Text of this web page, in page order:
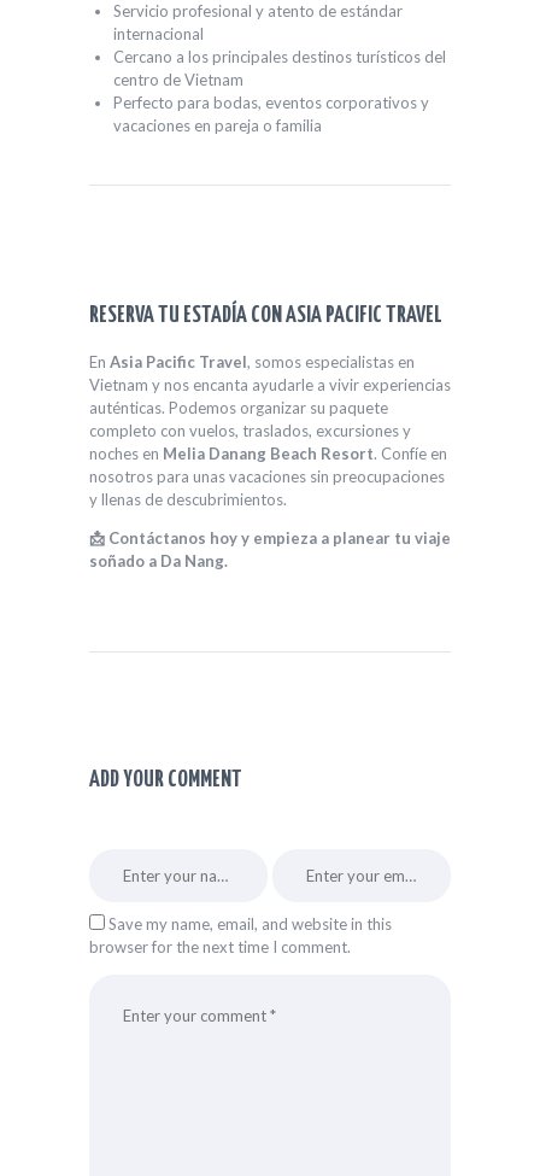
Servicio profesional y atento de estándar
internacional
Cercano a los principales destinos turísticos del
centro de Vietnam
Perfecto para bodas, eventos corporativos y
vacaciones en pareja o familia
RESERVA TU ESTADÍA CON ASIA PACIFIC TRAVEL
En Asia Pacific Travel, somos especialistas en
Vietnam y nos encanta ayudarle a vivir experiencias
auténticas. Podemos organizar su paquete
completo con vuelos, traslados, excursiones y
noches en Melia Danang Beach Resort. Confíe en
nosotros para unas vacaciones sin preocupaciones
y llenas de descubrimientos.
📩 Contáctanos hoy y empieza a planear tu viaje
soñado a Da Nang.
ADD YOUR COMMENT
Save my name, email, and website in this
browser for the next time I comment.